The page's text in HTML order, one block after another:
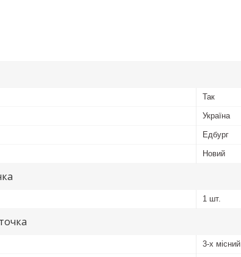
Так
Україна
Едбург
Новий
1 шт.
3-х місний